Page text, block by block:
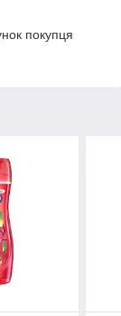
покупця